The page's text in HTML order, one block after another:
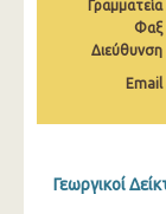
Γραμματεία
Φαξ
Διεύθυνση
Email
Γεωργικοί